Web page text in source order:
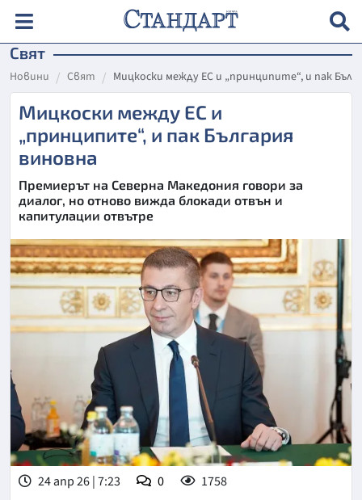
Свят
Новини Свят Мицкоски между ЕС и „принципите“, и пак
Мицкоски между ЕС и
„принципите“, и пак България
виновна
Премиерът на Северна Македония говори за
диалог, но отново вижда блокади отвън и
капитулации отвътре
24 апр 26 | 7:23 0 1758